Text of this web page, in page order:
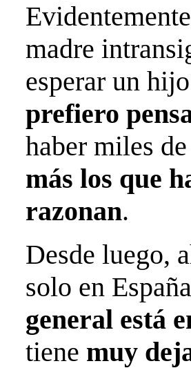
madre
esperar un
prefiero
haber miles
más los que
razonan.
Desde luego,
solo en
general está
tiene muy